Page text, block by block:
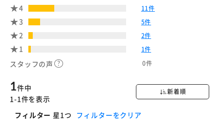
4 11件
3 5件
2 2件
1 1件
スタッフの声 0件
新着順
1件中
1-1件を表示
フィルター 星1つ フィルターをクリア